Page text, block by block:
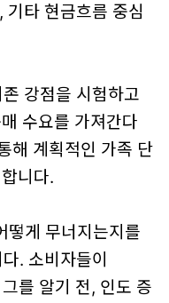
기타 현금흐름 중심
강점을 시험하고
수요를 가져간다
해 계획적인 가족 단
니다.
떻게 무너지는지를
. 소비자들이
를 알기 전, 인도 증